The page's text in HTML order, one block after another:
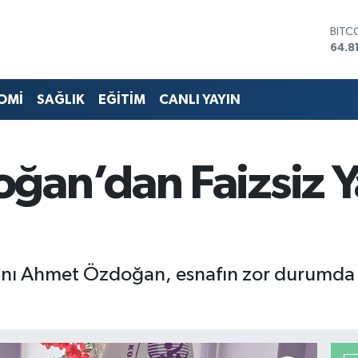
SAĞLIK EĞİTİM CANLI YAYIN
Faizsiz
Ahmet Özdoğan, esnafın zor